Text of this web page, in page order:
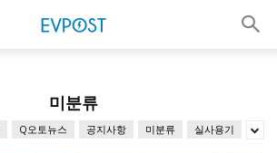
미분류
Q오토뉴스 공지사항 미분류 실사용기